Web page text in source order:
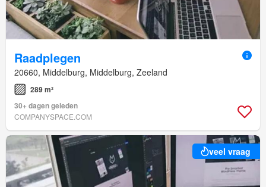
Raadplegen
20660, Middelburg, Middelburg, Zeeland
289 m²
30+ dagen geleden
COMPANYSPACE.COM
veel vraag